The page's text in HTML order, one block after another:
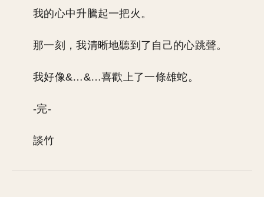
我的心中升騰起一把火。
那一刻，我清晰地聽到了自己的心跳聲。
我好像&…&…喜歡上了一條雄蛇。
-完-
談竹